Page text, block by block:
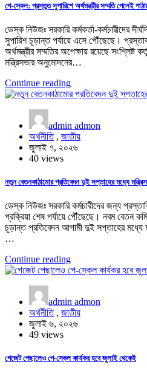
পে-স্কেল: প্রস্তুত সুপারিশে অর্থমন্ত্রীর সম্মতি পেলেই
ডেস্ক নিউজঃ সরকারি কর্মকর্তা-কর্মচারীদের
সুপারিশ চূড়ান্ত পর্যায়ে এসে পৌঁছেছে।
অর্থমন্ত্রীর সম্মতির অপেক্ষায় রয়েছে
মন্ত্রিসভার অনুমোদনের…
Continue reading
admin admon
অর্থনীতি, জাতীয়
জুলাই ৭, ২০২৬
40 views
নতুন বেতনকাঠামোর প্রতিবেদন দুই সপ্তাহের মধ্যে
ডেস্ক নিউজঃ সরকারি কর্মচারীদের জন্য
প্রক্রিয়া শেষ পর্যায়ে পৌঁছেছে। নবম বেতন
চূড়ান্ত প্রতিবেদন আগামী দুই সপ্তাহের মধ্যে
…
Continue reading
admin admon
অর্থনীতি, জাতীয়
জুলাই ৬, ২০২৬
49 views
গেজেট পেছালেও পে-স্কেল কার্যকর হবে জুলাই থেকেই